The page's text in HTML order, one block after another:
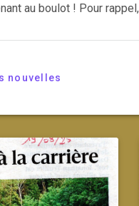
au boulot ! Pour
nouvelles